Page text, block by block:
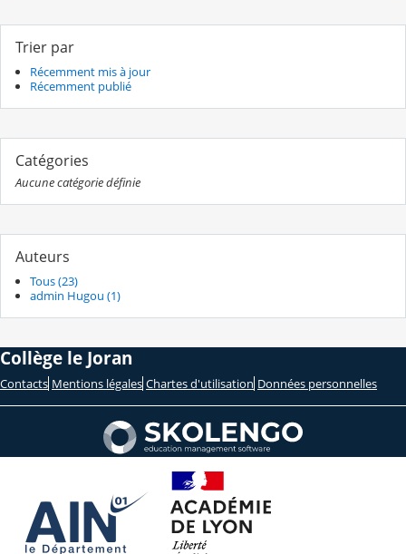
Trier par
Récemment mis à jour
Récemment publié
Catégories
Aucune catégorie définie
Auteurs
Tous (23)
admin Hugou (1)
Collège le Joran
Contacts Mentions légales Chartes d'utilisation Données personnelles